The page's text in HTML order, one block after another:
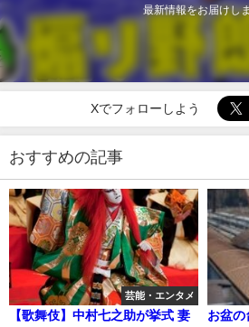
最新情報をお届けし
Xでフォローしよう
おすすめの記事
芸能・エンタメ
【歌舞伎】中村七之助が挙式 妻
お盆の